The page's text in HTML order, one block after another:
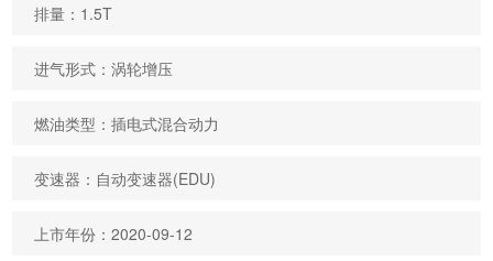
排量：1.5T
进气形式：涡轮增压
燃油类型：插电式混合动力
变速器：自动变速器(EDU)
上市年份：2020-09-12